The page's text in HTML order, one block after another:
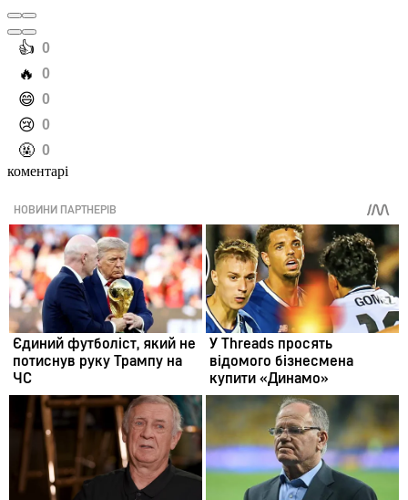
️👍 0
️🔥 0
️😄 0
️😢 0
️🤬 0
коментарі